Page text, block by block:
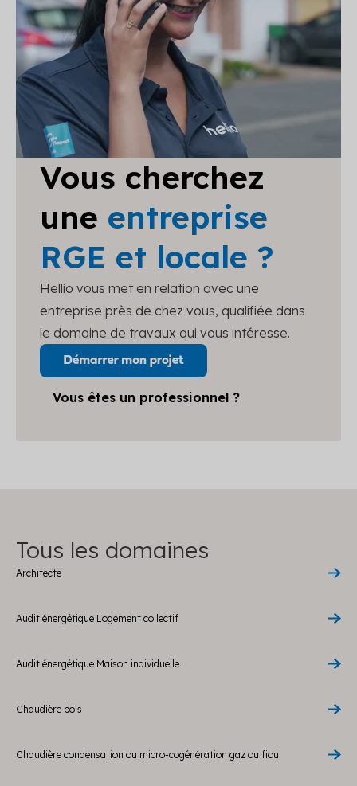
Vous cherchez
une entreprise
RGE et locale ?
Hellio vous met en relation avec une
entreprise près de chez vous, qualifiée dans
le domaine de travaux qui vous intéresse.
Vous êtes un professionnel ?
Tous les domaines
Architecte
Audit énergétique Logement collectif
Audit énergétique Maison individuelle
Chaudière bois
Chaudière condensation ou micro-cogénération gaz ou fioul